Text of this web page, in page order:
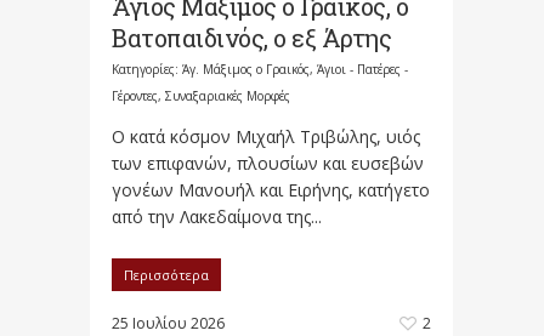
Άγιος Μάξιμος ο Γραικός, ο
Βατοπαιδινός, ο εξ Άρτης
Κατηγορίες: Άγ. Μάξιμος ο Γραικός, Άγιοι - Πατέρες -
Γέροντες, Συναξαριακές Μορφές
Ο κατά κόσμον Μιχαήλ Τριβώλης, υιός
των επιφανών, πλουσίων και ευσεβών
γονέων Μανουήλ και Ειρήνης, κατήγετο
από την Λακεδαίμονα της...
Περισσότερα
25 Ιουλίου 2026 2